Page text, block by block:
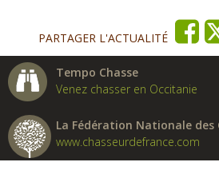
PARTAGER L'ACTUALITÉ
Tempo Chasse
Venez chasser en Occitanie
La Fédération Nationale des
www.chasseurdefrance.com